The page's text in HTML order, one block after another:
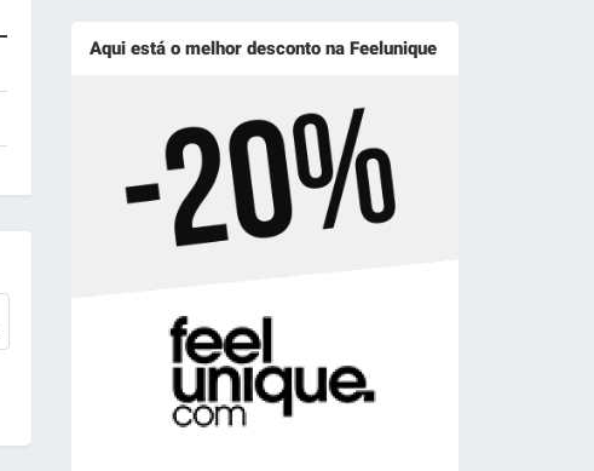
Aqui está o melhor desconto na Feelunique